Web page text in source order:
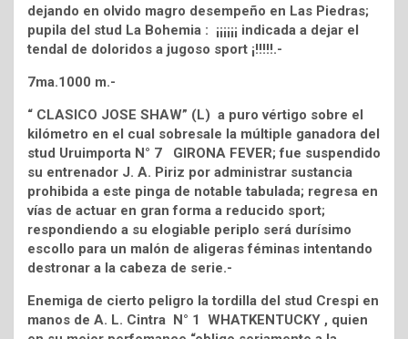
dejando en olvido magro desempeño en Las Piedras;
pupila del stud La Bohemia : ¡¡¡¡¡¡ indicada a dejar el
tendal de doloridos a jugoso sport ¡!!!!!.-
7ma.1000 m.-
“ CLASICO JOSE SHAW” (L) a puro vértigo sobre el
kilómetro en el cual sobresale la múltiple ganadora del
stud Uruimporta N° 7 GIRONA FEVER; fue suspendido
su entrenador J. A. Piriz por administrar sustancia
prohibida a este pinga de notable tabulada; regresa en
vías de actuar en gran forma a reducido sport;
respondiendo a su elogiable periplo será durísimo
escollo para un malón de aligeras féminas intentando
destronar a la cabeza de serie.-
Enemiga de cierto peligro la tordilla del stud Crespi en
manos de A. L. Cintra N° 1 WHATKENTUCKY , quien